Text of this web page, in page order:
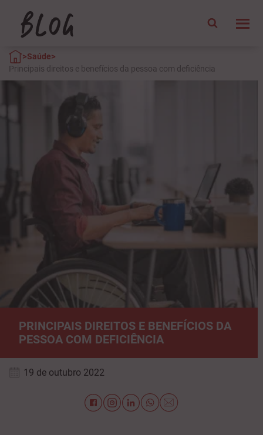
>Saúde>
Principais direitos e benefícios da pessoa com deficiência
PRINCIPAIS DIREITOS E BENEFÍCIOS DA
PESSOA COM DEFICIÊNCIA
19 de outubro 2022